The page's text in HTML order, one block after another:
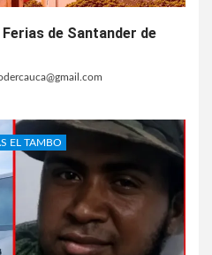
Ferias de Santander de
EL TAMBO